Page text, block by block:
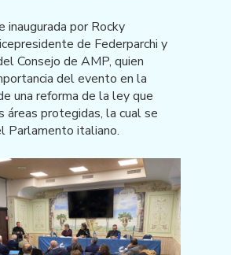
inaugurada por Rocky
de Federparchi y
Consejo de AMP, quien
del evento en la
una reforma de la ley que
áreas protegidas, la cual se
Parlamento italiano.